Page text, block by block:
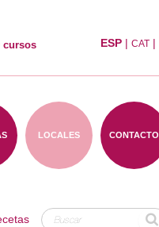
cursos ESP| CAT|
CONTACTO
LOCALES